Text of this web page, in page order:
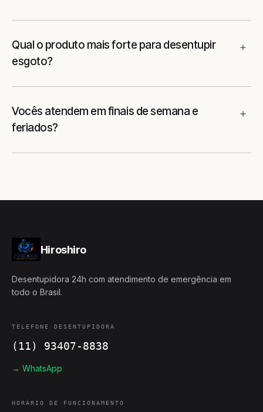
Qual o produto mais forte para desentupir
esgoto?
Vocês atendem em finais de semana e
feriados?
Hiroshiro
Desentupidora 24h com atendimento de emergência em
todo o Brasil.
TELEFONE DESENTUPIDORA
(11) 93407-8838
→ WhatsApp
HORÁRIO DE FUNCIONAMENTO